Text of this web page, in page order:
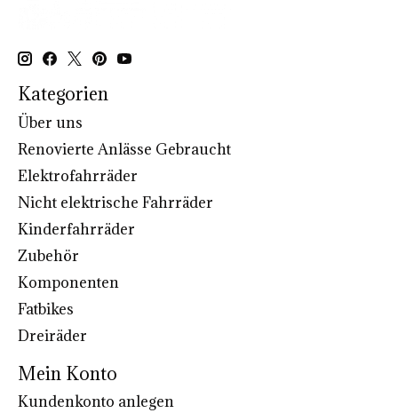
Kategorien
Über uns
Renovierte Anlässe Gebraucht
Elektrofahrräder
Nicht elektrische Fahrräder
Kinderfahrräder
Zubehör
Komponenten
Fatbikes
Dreiräder
Mein Konto
Kundenkonto anlegen